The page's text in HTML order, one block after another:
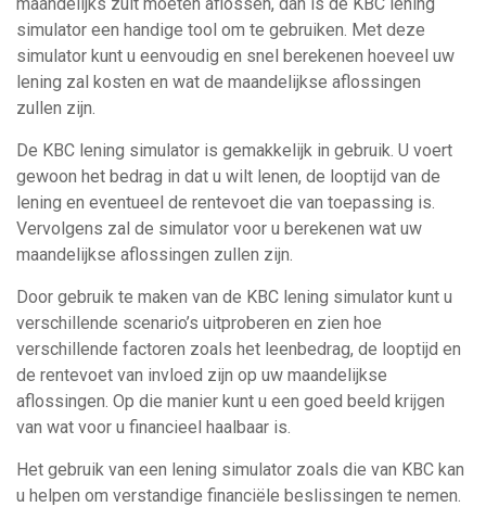
simulator een handige tool om te gebruiken. Met deze
simulator kunt u eenvoudig en snel berekenen hoeveel uw
lening zal kosten en wat de maandelijkse aflossingen
zullen zijn.
De KBC lening simulator is gemakkelijk in gebruik. U voert
gewoon het bedrag in dat u wilt lenen, de looptijd van de
lening en eventueel de rentevoet die van toepassing is.
Vervolgens zal de simulator voor u berekenen wat uw
maandelijkse aflossingen zullen zijn.
Door gebruik te maken van de KBC lening simulator kunt u
verschillende scenario’s uitproberen en zien hoe
verschillende factoren zoals het leenbedrag, de looptijd en
de rentevoet van invloed zijn op uw maandelijkse
aflossingen. Op die manier kunt u een goed beeld krijgen
van wat voor u financieel haalbaar is.
Het gebruik van een lening simulator zoals die van KBC kan
u helpen om verstandige financiële beslissingen te nemen.